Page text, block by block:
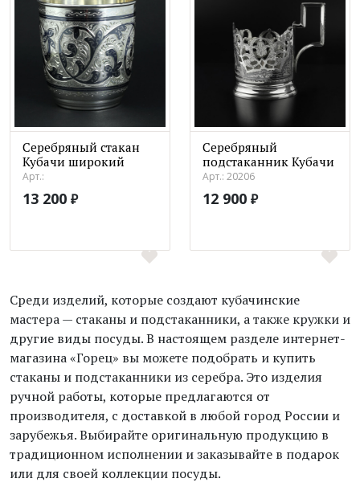
Серебряный стакан
Кубачи широкий
Арт.:
13 200 ₽
Серебряный
подстаканник Кубачи
Арт.: 20206
12 900 ₽
Среди изделий, которые создают кубачинские
мастера — стаканы и подстаканники, а также кружки и
другие виды посуды. В настоящем разделе интернет-
магазина «Горец» вы можете подобрать и купить
стаканы и подстаканники из серебра. Это изделия
ручной работы, которые предлагаются от
производителя, с доставкой в любой город России и
зарубежья. Выбирайте оригинальную продукцию в
традиционном исполнении и заказывайте в подарок
или для своей коллекции посуды.